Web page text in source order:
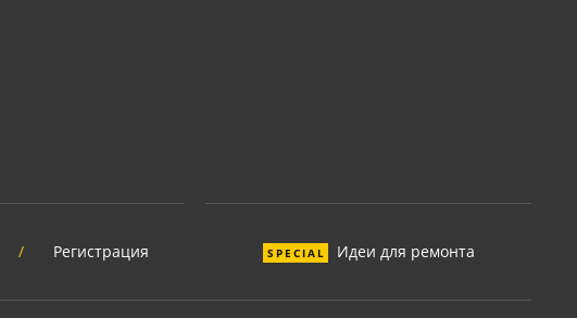
/ Регистрация SPECIAL Идеи для ремонта